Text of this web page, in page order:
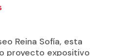
Reina Sofía, esta
proyecto expositivo